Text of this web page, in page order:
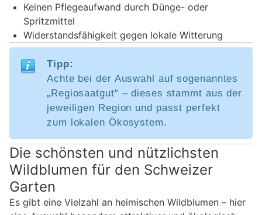
Keinen Pflegeaufwand durch Dünge- oder
Spritzmittel
Widerstandsfähigkeit gegen lokale Witterung
Tipp:
Achte bei der Auswahl auf sogenanntes
„Regiosaatgut“ – dieses stammt aus der
jeweiligen Region und passt perfekt
zum lokalen Ökosystem.
Die schönsten und nützlichsten
Wildblumen für den Schweizer
Garten
Es gibt eine Vielzahl an heimischen Wildblumen – hier